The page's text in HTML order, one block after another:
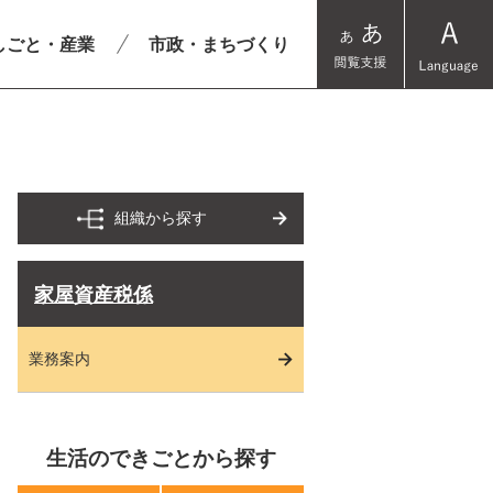
ごと・産業 市政・まちづくり
組織から探す
家屋資産税係
業務案内
生活のできごとから探す